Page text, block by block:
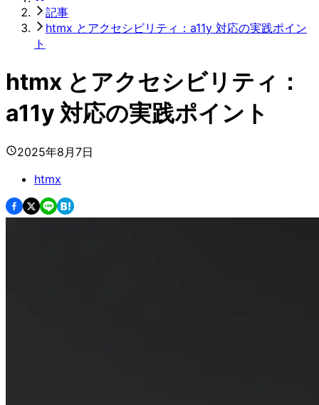
記事
htmx とアクセシビリティ：a11y 対応の実践ポイン
ト
htmx とアクセシビリティ：
a11y 対応の実践ポイント
2025年8月7日
htmx